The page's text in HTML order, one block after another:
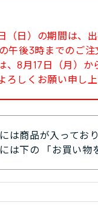
日）の期間は、
後3時までのご注
8月17日（月）か
しくお願い申し上
は商品が入っており
は下の 「お買い物